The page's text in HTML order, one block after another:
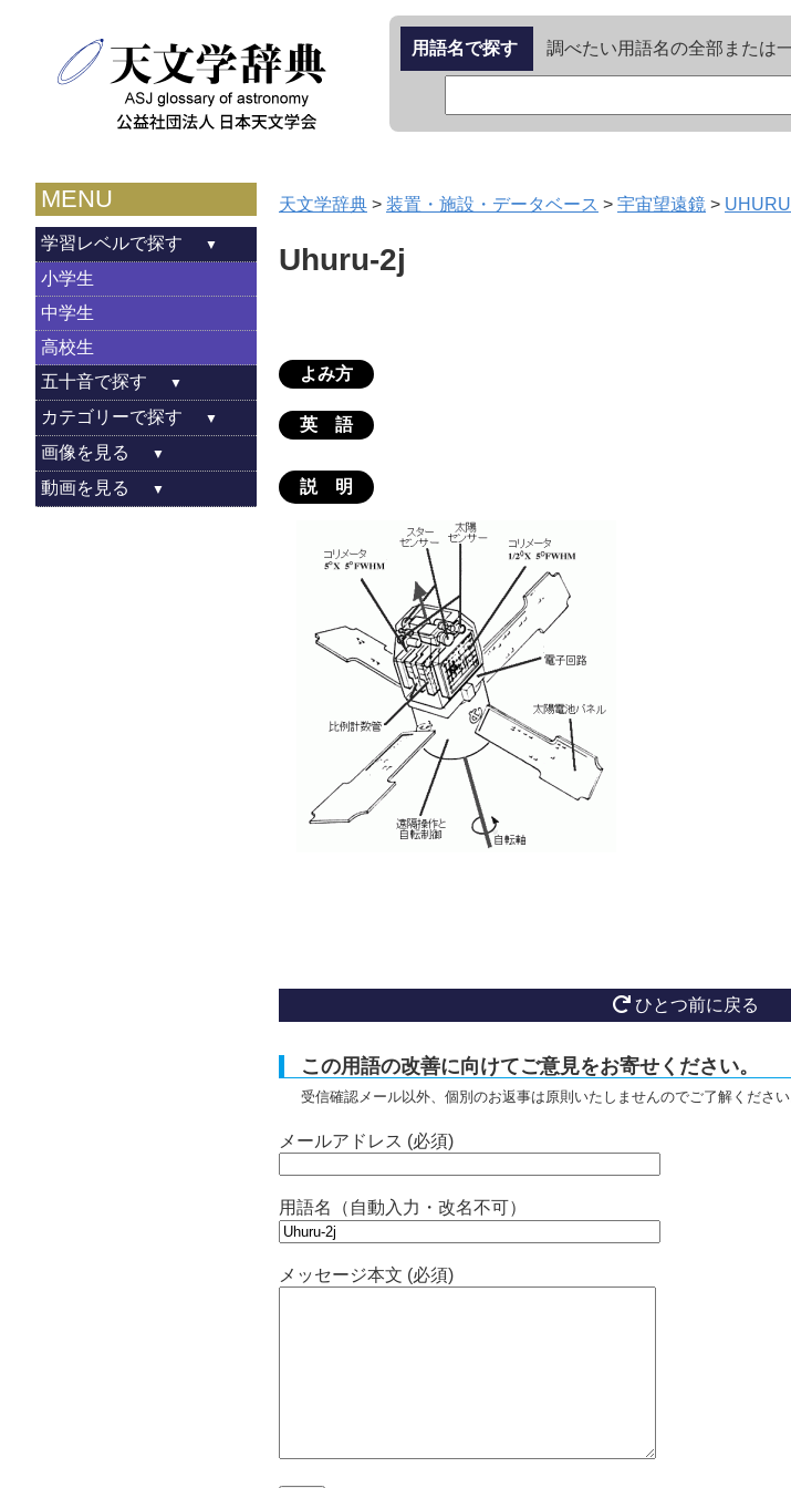
用語名で探す 調べたい用語名の全部または
MENU
学習レベルで探す
小学生
中学生
高校生
五十音で探す
カテゴリーで探す
画像を見る
動画を見る
天文学辞典 > 装置・施設・データベース > 宇宙望遠鏡 >
Uhuru-2j
よみ方
英 語
説 明
ひとつ前に戻る
この用語の改善に向けてご意見をお寄せください。
受信確認メール以外、個別のお返事は原則いたしませんのでご了解ください
メールアドレス (必須)
用語名（自動入力・改名不可）
メッセージ本文 (必須)